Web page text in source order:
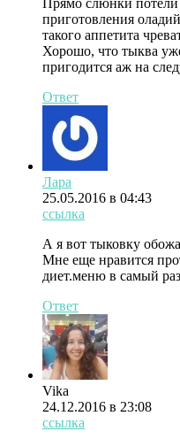
Прямо слюнки
приготовления
такого аппетита
Хорошо, что тыква
пригодится аж на
Ответ
Лара
25.05.2016 в 04:43
ссылка
А я вот тыковку
Мне еще нравится
диет.меню в самый
Ответ
Vika
24.12.2016 в 23:08
ссылка